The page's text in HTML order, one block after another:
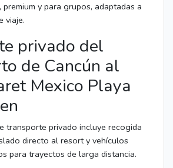
y para grupos, adaptadas a
viaje.
privado del
de Cancún al
Mexico Playa
transporte privado incluye recogida
directo al resort y vehículos
para trayectos de larga distancia.